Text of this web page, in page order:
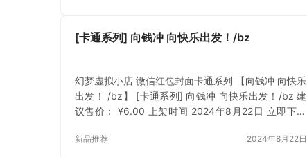
[卡通系列] 向钱冲 向快乐出发！/bz
幻梦虚拟小店 微信红包封面卡通系列 【向钱冲 向快乐
出发！ /bz】 [卡通系列] 向钱冲 向快乐出发！/bz 建
议售价： ¥6.00 上架时间 2024年8月22日 立即下载
新品推荐 2024年8月22日